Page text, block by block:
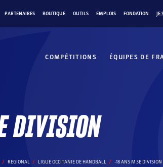
PARTENAIRES BOUTIQUE OUTILS EMPLOIS FONDATION JE
COMPÉTITIONS ÉQUIPES DE
DIVISION
REGIONAL LIGUE OCCITANIE DE HANDBALL -18 ANS M 3E DIVISION